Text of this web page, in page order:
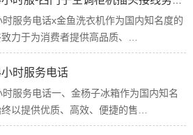
服务电话x金鱼洗衣机作为国内知名度的
力于为消费者提供高品质、…
时服务电话
服务电话一、金杨子冰箱作为国内知名
以提供优质、高效、便捷的售…